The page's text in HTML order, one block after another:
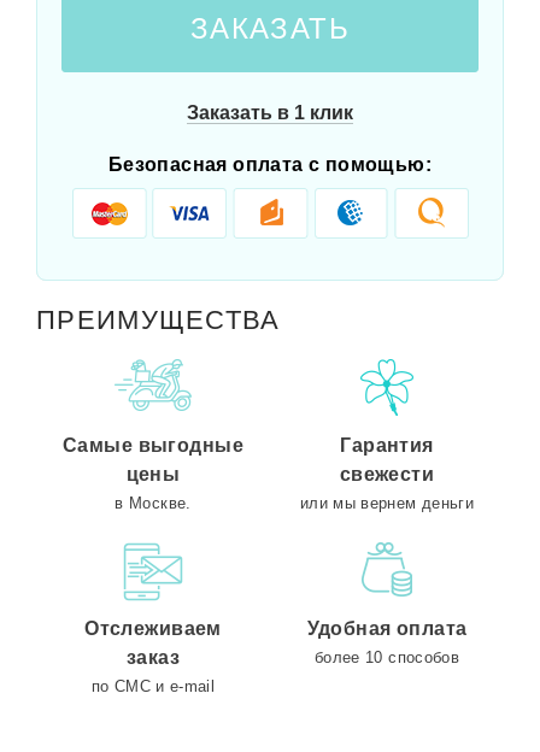
ЗАКАЗАТЬ
Заказать в 1 клик
Безопасная оплата с помощью:
ПРЕИМУЩЕСТВА
Самые выгодные
цены
в Москве.
Гарантия
свежести
или мы вернем деньги
Отслеживаем
заказ
по СМС и e-mail
Удобная оплата
более 10 способов